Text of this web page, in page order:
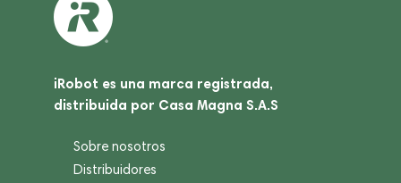
iRobot es una marca registrada,
distribuida por Casa Magna S.A.S
Sobre nosotros
Distribuidores